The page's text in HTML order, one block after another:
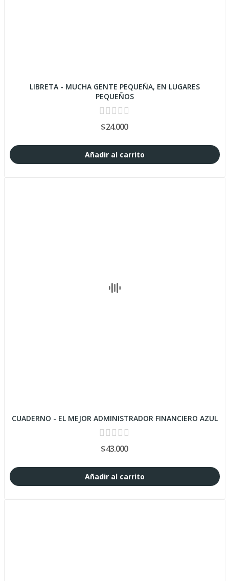
LIBRETA - MUCHA GENTE PEQUEÑA, EN LUGARES
PEQUEÑOS
$24.000
Añadir al carrito
CUADERNO - EL MEJOR ADMINISTRADOR FINANCIERO AZUL
$43.000
Añadir al carrito